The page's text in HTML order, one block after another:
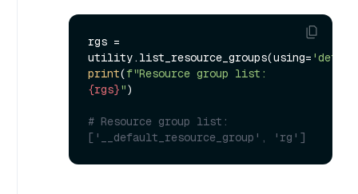
rgs =
utility.list_resource_groups(using=
print(
{rgs}")
# Resource group list:
['__default_resource_group', 'rg']